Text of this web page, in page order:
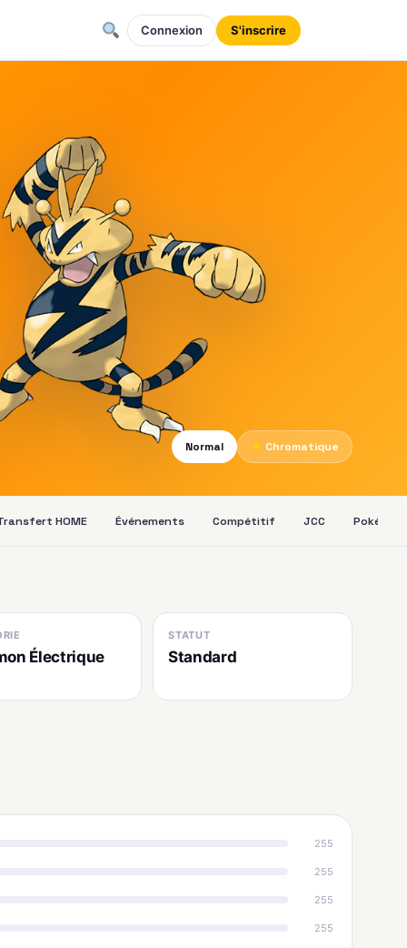
Connexion S'inscrire
Normal
★ Chromatique
HOME Événements Compétitif JCC Pokédex
Électrique
STATUT
Standard
255
255
255
255